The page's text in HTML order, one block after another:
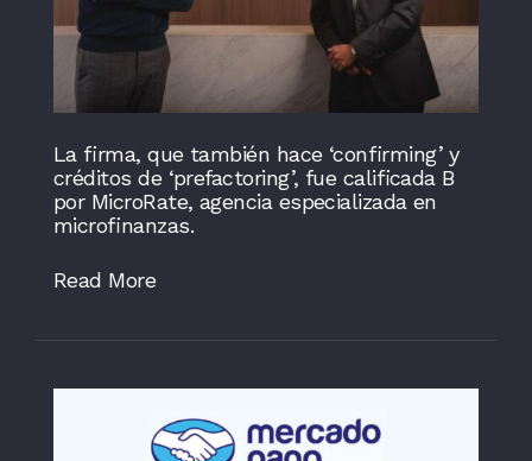
La firma, que también hace ‘confirming’ y
créditos de ‘prefactoring’, fue calificada B
por MicroRate, agencia especializada en
microfinanzas.
Read More